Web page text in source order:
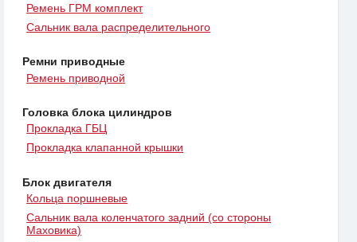
Ремень ГРМ комплект
Сальник вала распределительного
Ремни приводные
Ремень приводной
Головка блока цилиндров
Прокладка ГБЦ
Прокладка клапанной крышки
Блок двигателя
Кольца поршневые
Сальник вала коленчатого задний (со стороны
Маховика)